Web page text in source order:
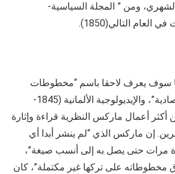
ومن ” المجلة السياسية-
العام التالي(1850).
سوف يعرف لاحقا باسم “مخطوطات
1844 الفلسفية والاقتصادية”، والإيديولوجية الألمانية (1845-
من أكثر أعمال ماركس النظرية قراءة وإثارة
إن ماركس الذي “لم ينشر أبدا أي
مرات حتى يصل به إلى أنسب صيغة”،
على تركها غير مكتملة”، كان